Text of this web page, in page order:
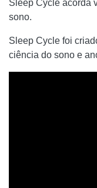
Sleep Cycle acorda
sono.
Sleep Cycle foi
ciência do sono e